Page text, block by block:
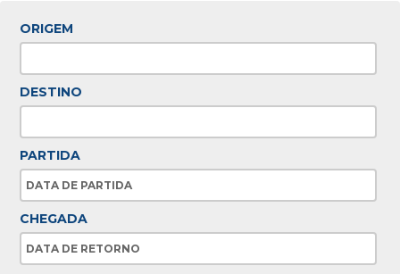
ORIGEM
DESTINO
PARTIDA
CHEGADA